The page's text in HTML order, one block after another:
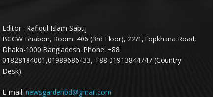
Editor : Rafiqul Islam Sabuj
BCCW Bhabon, Room: 406 (3rd Floor), 22/1,Topkhana Road,
Dhaka-1000.Bangladesh. Phone: +88
01828184001,01989686433, +88 01913844747 (Country
Desk).
E-mail: newsgardenbd@gmail.com